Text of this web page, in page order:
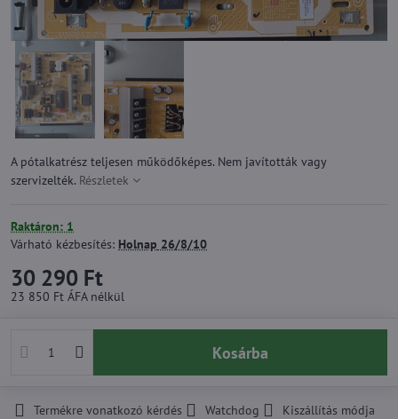
A pótalkatrész teljesen működőképes. Nem javították vagy
szervizelték. Részletek
Raktáron: 1
Várható kézbesítés: Holnap 26/8/10
30 290 Ft
23 850 Ft ÁFA nélkül
Kosárba
Termékre vonatkozó kérdés Watchdog
Kiszállítás módja